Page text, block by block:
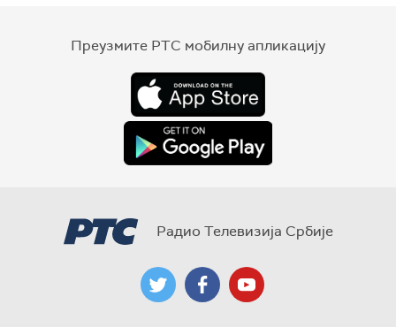
Преузмите РТС мобилну апликацију
Радио Телевизија Србије